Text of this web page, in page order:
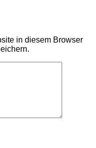
in diesem Browser